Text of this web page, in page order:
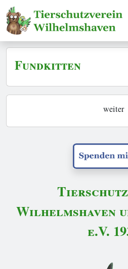
Fundkitten
weiter
Wilhelmshaven
e.V.